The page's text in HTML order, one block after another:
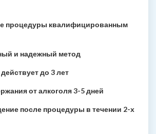
процедуры квалифицированным
и надежный метод
до 3 лет
от алкоголя 3-5 дней
после процедуры в течении 2-х